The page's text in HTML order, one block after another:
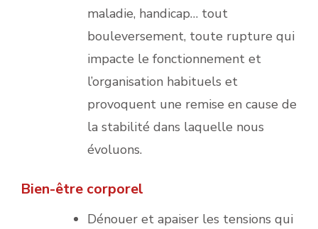
maladie, handicap… tout
bouleversement, toute rupture qui
impacte le fonctionnement et
l’organisation habituels et
provoquent une remise en cause de
la stabilité dans laquelle nous
évoluons.
Bien-être corporel
Dénouer et apaiser les tensions qui